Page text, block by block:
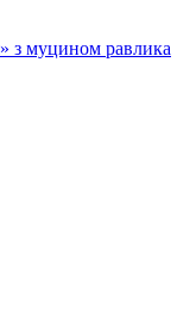
з муцином равлика